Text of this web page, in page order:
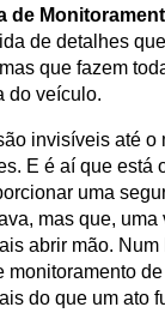
de
de detalhes
que fazem
do veículo.
invisíveis até o
E é aí que está
uma
mas que, uma
abrir mão.
monitoramento
do que um ato